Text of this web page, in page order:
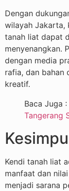
Dengan
wilayah Jakarta,
tanah liat dapat
menyenangkan.
dengan media
rafia, dan bahan
kreatif.
Baca Juga :
Tangerang
Kendi tanah liat
manfaat dan
menjadi sarana